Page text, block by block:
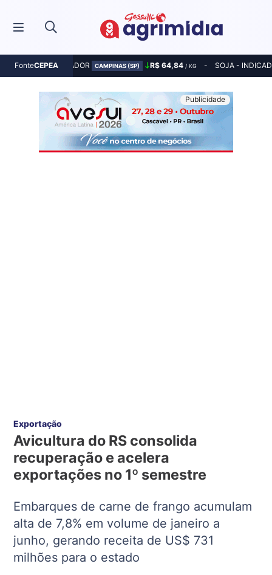
FonteCEPEA
MILHO - INDICADOR CAMPINAS (SP) R$ 64,84 / KG SOJA -
Exportação
Avicultura do RS consolida
recuperação e acelera
exportações no 1º semestre
Embarques de carne de frango acumulam
alta de 7,8% em volume de janeiro a
junho, gerando receita de US$ 731
milhões para o estado